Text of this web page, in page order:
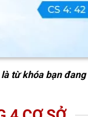
từ khóa bạn đang